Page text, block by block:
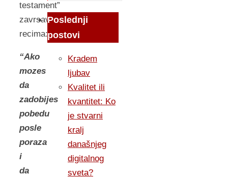
testament”
zavrsava
recima:
“Ako
mozes
da
zadobijes
pobedu
posle
poraza
i
da
Poslednji
postovi
Kradem
ljubav
Kvalitet ili
kvantitet: Ko
je stvarni
kralj
današnjeg
digitalnog
sveta?